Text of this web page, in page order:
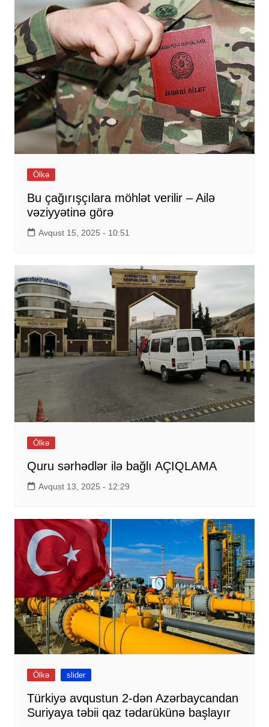
Ölkə
Bu çağırışçılara möhlət verilir – Ailə
vəziyyətinə görə
Avqust 15, 2025 - 10:51
Ölkə
Quru sərhədlər ilə bağlı AÇIQLAMA
Avqust 13, 2025 - 12:29
Ölkə slider
Türkiyə avqustun 2-dən Azərbaycandan
Suriyaya təbii qaz tədarükünə başlayır